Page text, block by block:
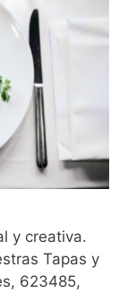
y creativa.
Tapas y
623485,